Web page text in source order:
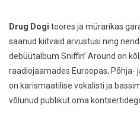
Drug Dogi toores ja mürarikas
saanud kiitvaid arvustusi ning
debüütalbum Sniffin’ Around on
raadiojaamades Euroopas, Põhja-
on karismaatilise vokalisti ja
võlunud publikut oma